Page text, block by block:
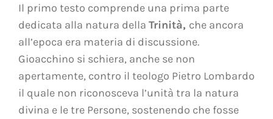
Il primo testo comprende una prima parte
dedicata alla natura della Trinità, che ancora
all’epoca era materia di discussione.
Gioacchino si schiera, anche se non
apertamente, contro il teologo Pietro Lombardo
il quale non riconosceva l’unità tra la natura
divina e le tre Persone, sostenendo che fosse